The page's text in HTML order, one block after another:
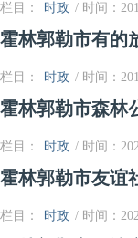
栏目： 时政 / 时间：
霍林郭勒市有的
栏目： 时政 / 时间：
霍林郭勒市森林
栏目： 时政 / 时间：
霍林郭勒市友谊
栏目： 时政 / 时间：